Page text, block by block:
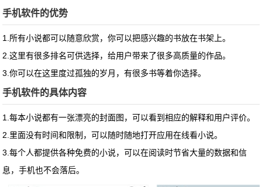
手机软件的优势
1.所有小说都可以随意欣赏，你可以把感兴趣的书放在书架上。
2.这里有很多排名可供选择，给用户带来了很多高质量的作品。
3.你可以在这里度过孤独的岁月，有很多书等着你选择。
手机软件的具体内容
1.每本小说都有一张漂亮的封面图，可以看到相应的解释和用户评价。
2.里面没有时间和限制，可以随时随地打开应用在线看小说。
3.每个人都提供各种免费的小说，可以在阅读时节省大量的数据和信
息，手机也不会落后。